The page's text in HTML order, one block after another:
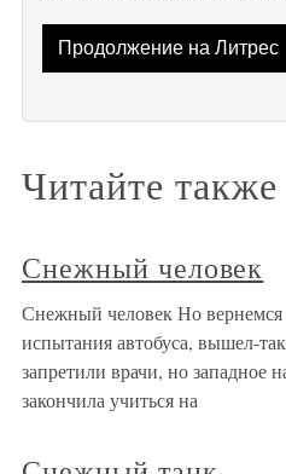
Продолжение на Литрес
Читайте также
Снежный человек
Снежный человек Но вернемся
испытания автобуса, вышел-
запретили врачи, но западное
закончила учиться на